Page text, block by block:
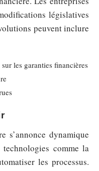
législatives
peuvent inclure
les garanties financières
s’annonce dynamique
comme la
les processus.